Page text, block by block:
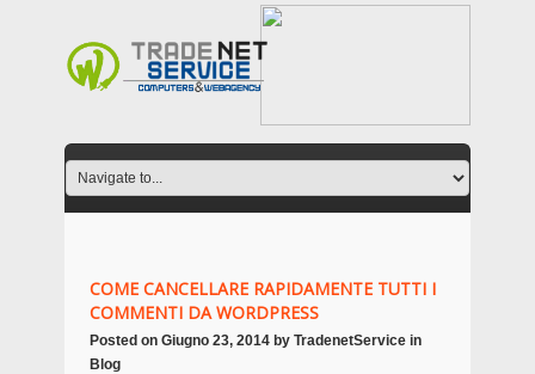
COME CANCELLARE RAPIDAMENTE TUTTI I
COMMENTI DA WORDPRESS
Posted on Giugno 23, 2014 by TradenetService in
Blog